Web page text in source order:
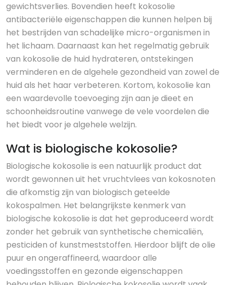
gewichtsverlies. Bovendien heeft kokosolie
antibacteriële eigenschappen die kunnen helpen bij
het bestrijden van schadelijke micro-organismen in
het lichaam. Daarnaast kan het regelmatig gebruik
van kokosolie de huid hydrateren, ontstekingen
verminderen en de algehele gezondheid van zowel de
huid als het haar verbeteren. Kortom, kokosolie kan
een waardevolle toevoeging zijn aan je dieet en
schoonheidsroutine vanwege de vele voordelen die
het biedt voor je algehele welzijn.
Wat is biologische kokosolie?
Biologische kokosolie is een natuurlijk product dat
wordt gewonnen uit het vruchtvlees van kokosnoten
die afkomstig zijn van biologisch geteelde
kokospalmen. Het belangrijkste kenmerk van
biologische kokosolie is dat het geproduceerd wordt
zonder het gebruik van synthetische chemicaliën,
pesticiden of kunstmeststoffen. Hierdoor blijft de olie
puur en ongeraffineerd, waardoor alle
voedingsstoffen en gezonde eigenschappen